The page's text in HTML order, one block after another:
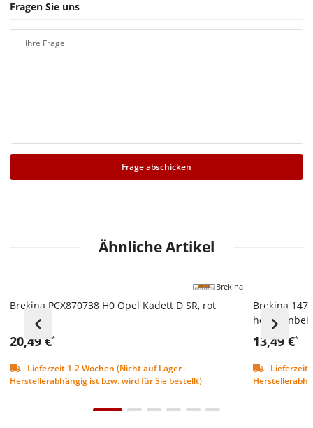
Fragen Sie uns
Ihre Frage
Frage abschicken
Ähnliche Artikel
Brekina PCX870738 H0 Opel Kadett D SR, rot
20,49 €*
Lieferzeit 1-2 Wochen (Nicht auf Lager -
Herstellerabhängig ist bzw. wird für Sie bestellt)
Brekina
Brekina
13,49 €*
Lieferzeit